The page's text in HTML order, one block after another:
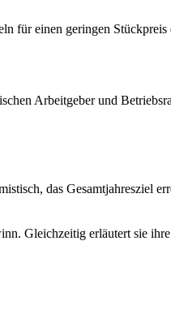
für einen geringen Stückpreis
Arbeitgeber und
das Gesamtjahresziel
Gleichzeitig erläutert sie